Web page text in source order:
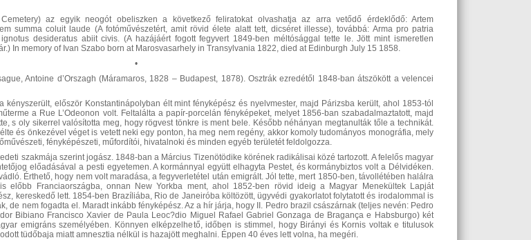
az egyik neogót obeliszken a következő feliratokat olvashatja az arra vetődő érdeklődő: Artem
summa coluit laude (A fotóművészetért, amit rövid élete alatt tett, dicséret illesse), továbbá: Arma pro patria
desideratus abiit civis. (A hazájáért fogott fegyvert 1849-ben méltósággal tette le. Jött mint ismeretlen
In memory of Ivan Szabo born at Marosvasarhely in Transylvania 1822, died at Edinburgh July 15 1858.
•
Antoine d’Orszagh (Máramaros, 1828 – Budapest, 1878). Osztrák ezredétől 1848-ban átszökött a velencei
kényszerült, először Konstantinápolyban élt mint fényképész és nyelvmester, majd Párizsba került, ahol 1853-tól
a Rue L’Odeonon volt. Feltalálta a papír-porcelán fényképeket, melyet 1856-ban szabadalmaztatott, majd
s oly sikerrel valósította meg, hogy rögvest tönkre is ment bele. Később néhányan megtanulták tőle a technikát.
és önkezével véget is vetett neki egy ponton, ha meg nem regény, akkor komoly tudományos monográfia, mely
fényképészeti, műfordítói, hivatalnoki és minden egyéb területét feldolgozza.
szakmája szerint jogász. 1848-ban a Március Tizenötödike körének radikálisai közé tartozott. A felelős magyar
előadásával a pesti egyetemen. A kormánnyal együtt elhagyta Pestet, és kormánybiztos volt a Délvidéken.
Érthető, hogy nem volt maradása, a fegyverletétel után emigrált. Jól tette, mert 1850-ben, távollétében halálra
előbb Franciaországba, onnan New Yorkba ment, ahol 1852-ben rövid ideig a Magyar Menekültek Lapját
kereskedő lett. 1854-ben Brazíliába, Rio de Janeiróba költözött, ügyvédi gyakorlatot folytatott és irodalommal is
de nem fogadta el. Maradt inkább fényképész. Az a hír járja, hogy II. Pedro brazil császárnak (teljes nevén: Pedro
Bibiano Francisco Xavier de Paula Leoc?dio Miguel Rafael Gabriel Gonzaga de Bragança e Habsburgo) két
emigráns személyében. Könnyen elképzelhető, időben is stimmel, hogy Birányi és Kornis voltak e titulusok
tüdőbaja miatt amnesztia nélkül is hazajött meghalni. Éppen 40 éves lett volna, ha megéri.